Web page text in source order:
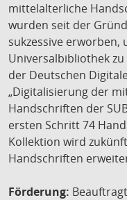
mittelalterliche
wurden seit der
sukzessive erworben,
Universalbibliothek
der Deutschen
„Digitalisierung der
Handschriften der
ersten Schritt 74
Kollektion wird
Handschriften
Förderung: